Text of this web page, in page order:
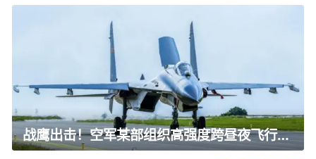
战鹰出击！空军某部组织高强度跨昼夜飞行训练